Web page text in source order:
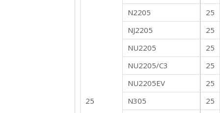
25
N2205
25
NJ2205
25
NU2205
25
NU2205/C3
25
NU2205EV
25
N305
25